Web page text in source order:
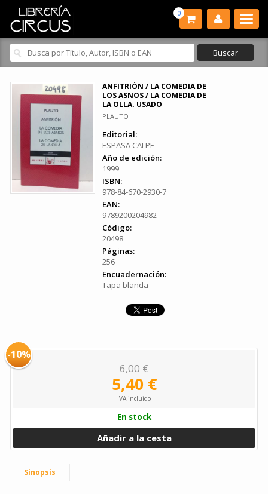
0
ANFITRIÓN / LA COMEDIA DE
LOS ASNOS / LA COMEDIA DE
LA OLLA. USADO
PLAUTO
Editorial:
ESPASA CALPE
Año de edición:
1999
ISBN:
978-84-670-2930-7
EAN:
9789200204982
Código:
20498
Páginas:
256
Encuadernación:
Tapa blanda
-10%
6,00 €
5,40 €
IVA incluido
En stock
Añadir a la cesta
Sinopsis